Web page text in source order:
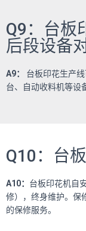
Q9：台板
后段设备
A9：
台板印花生产
台、自动收料机等设
Q10：台
A10： 台板印花机自
修），终身维护。保
的保修服务。